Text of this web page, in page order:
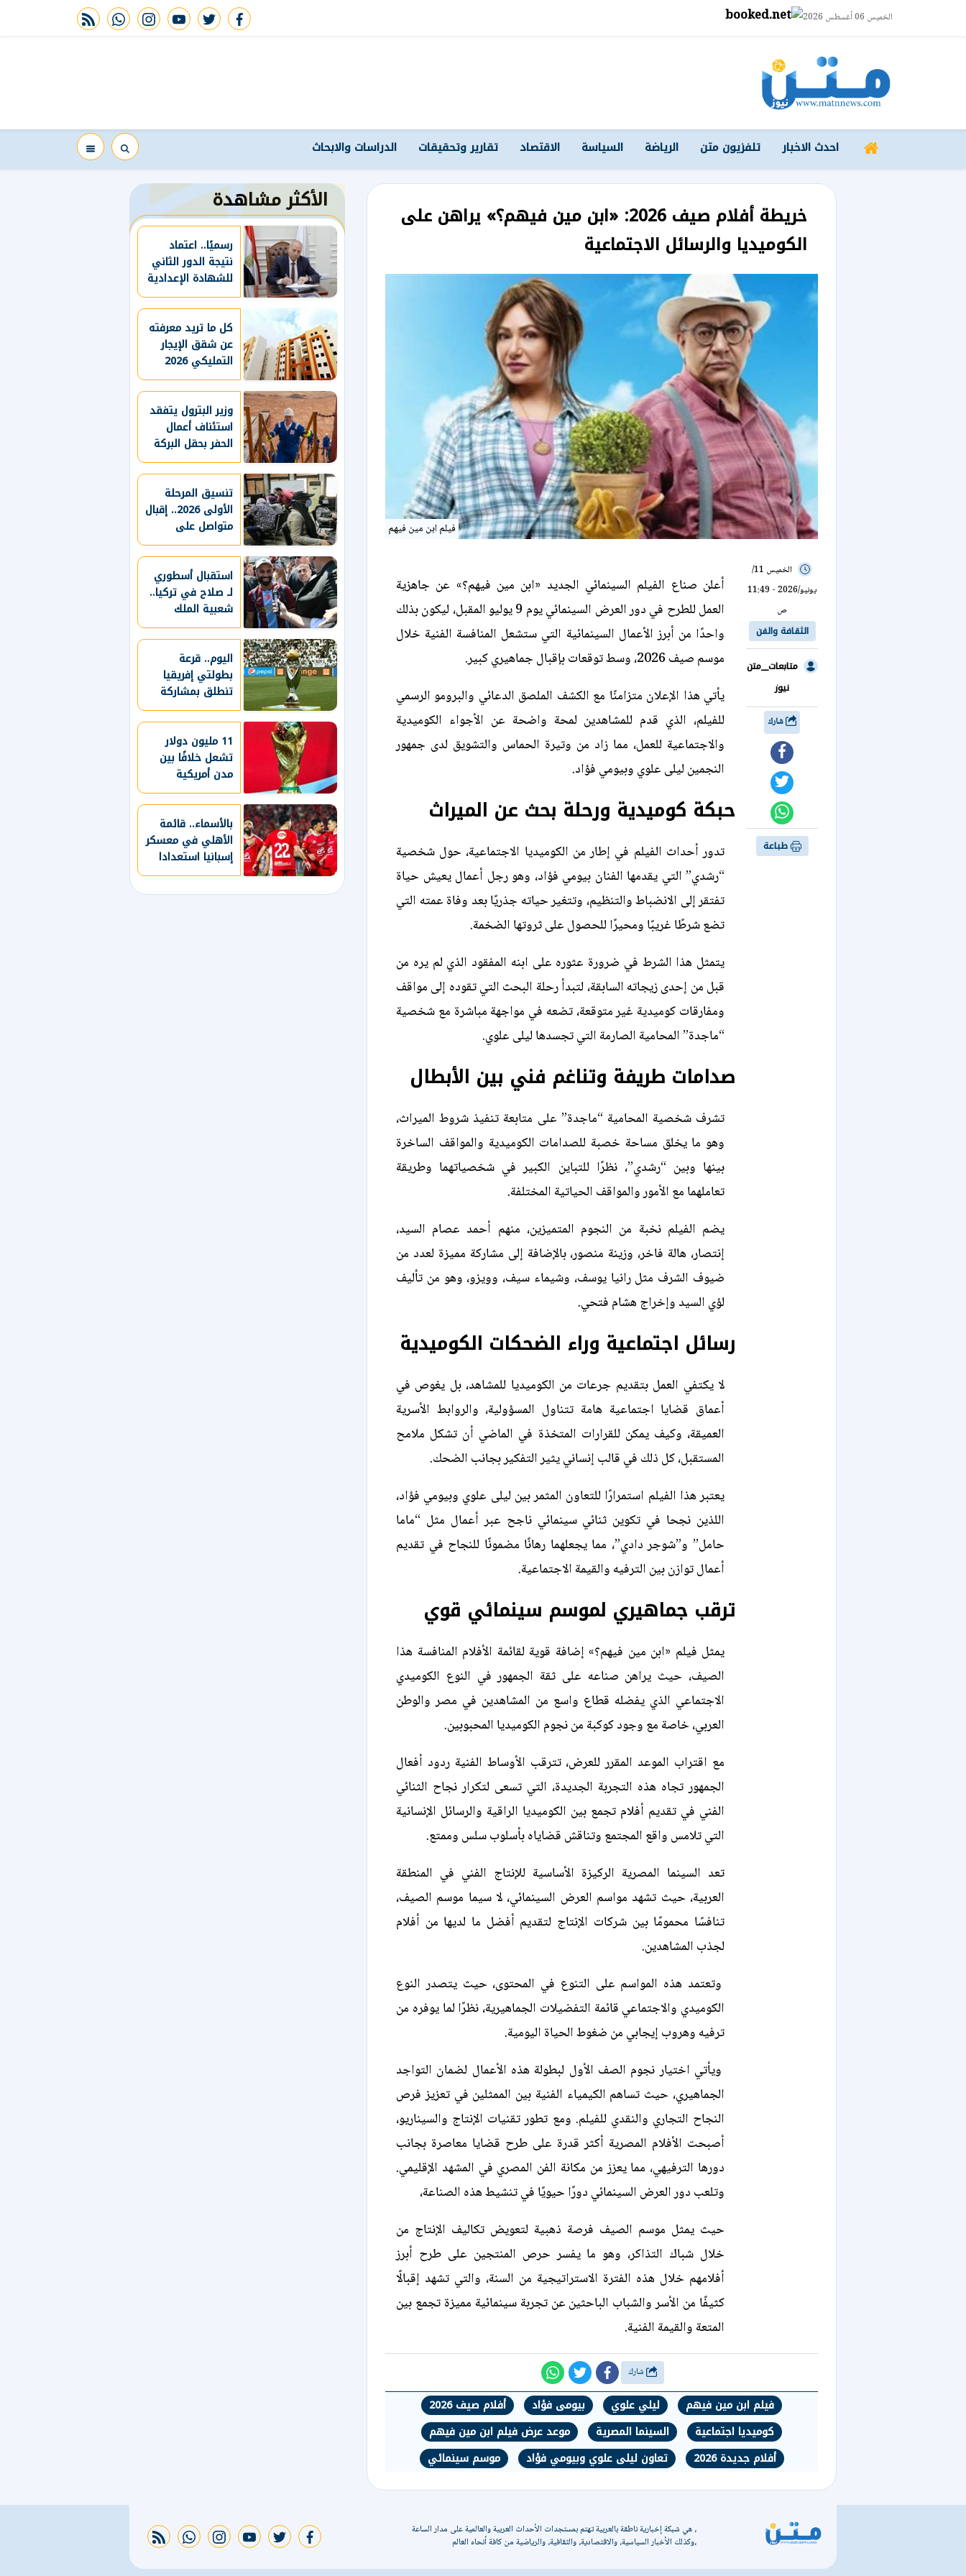
الخميس 06 أغسطس 2026 facebook
twitter
youtube
instagram
whatsapp
rss feed
احدث الاخبار تلفزيون متن الرياضة السياسة الاقتصاد تقارير وتحقيقات الدراسات والابحاث
خريطة أفلام صيف 2026: «ابن مين فيهم؟» يراهن على
الكوميديا والرسائل الاجتماعية
فيلم ابن مين فيهم
الخميس 11/
يونيو/2026 - 11:49
ص
الثقافة والفن
متابعات__متن
نيوز
طباعة
أعلن صناع الفيلم السينمائي الجديد «ابن مين فيهم؟» عن جاهزية
العمل للطرح في دور العرض السينمائي يوم 9 يوليو المقبل، ليكون بذلك
واحدًا من أبرز الأعمال السينمائية التي ستشعل المنافسة الفنية خلال
موسم صيف 2026، وسط توقعات بإقبال جماهيري كبير.
يأتي هذا الإعلان متزامنًا مع الكشف الملصق الدعائي والبرومو الرسمي
للفيلم، الذي قدم للمشاهدين لمحة واضحة عن الأجواء الكوميدية
والاجتماعية للعمل، مما زاد من وتيرة الحماس والتشويق لدى جمهور
النجمين ليلى علوي وبيومي فؤاد.
حبكة كوميدية ورحلة بحث عن الميراث
تدور أحداث الفيلم في إطار من الكوميديا الاجتماعية، حول شخصية
“رشدي” التي يقدمها الفنان بيومي فؤاد، وهو رجل أعمال يعيش حياة
تفتقر إلى الانضباط والتنظيم، وتتغير حياته جذريًا بعد وفاة عمته التي
تضع شرطًا غريبًا ومحيرًا للحصول على ثروتها الضخمة.
يتمثل هذا الشرط في ضرورة عثوره على ابنه المفقود الذي لم يره من
قبل من إحدى زيجاته السابقة، لتبدأ رحلة البحث التي تقوده إلى مواقف
ومفارقات كوميدية غير متوقعة، تضعه في مواجهة مباشرة مع شخصية
“ماجدة” المحامية الصارمة التي تجسدها ليلى علوي.
صدامات طريفة وتناغم فني بين الأبطال
تشرف شخصية المحامية “ماجدة” على متابعة تنفيذ شروط الميراث،
وهو ما يخلق مساحة خصبة للصدامات الكوميدية والمواقف الساخرة
بينها وبين “رشدي”، نظرًا للتباين الكبير في شخصياتهما وطريقة
تعاملهما مع الأمور والمواقف الحياتية المختلفة.
يضم الفيلم نخبة من النجوم المتميزين، منهم أحمد عصام السيد،
إنتصار، هالة فاخر، وزينة منصور، بالإضافة إلى مشاركة مميزة لعدد من
ضيوف الشرف مثل رانيا يوسف، وشيماء سيف، وويزو، وهو من تأليف
لؤي السيد وإخراج هشام فتحي.
رسائل اجتماعية وراء الضحكات الكوميدية
لا يكتفي العمل بتقديم جرعات من الكوميديا للمشاهد، بل يغوص في
أعماق قضايا اجتماعية هامة تتناول المسؤولية، والروابط الأسرية
العميقة، وكيف يمكن للقرارات المتخذة في الماضي أن تشكل ملامح
المستقبل، كل ذلك في قالب إنساني يثير التفكير بجانب الضحك.
يعتبر هذا الفيلم استمرارًا للتعاون المثمر بين ليلى علوي وبيومي فؤاد،
اللذين نجحا في تكوين ثنائي سينمائي ناجح عبر أعمال مثل “ماما
حامل” و”شوجر دادي”، مما يجعلهما رهانًا مضمونًا للنجاح في تقديم
أعمال توازن بين الترفيه والقيمة الاجتماعية.
ترقب جماهيري لموسم سينمائي قوي
يمثل فيلم «ابن مين فيهم؟» إضافة قوية لقائمة الأفلام المنافسة هذا
الصيف، حيث يراهن صناعه على ثقة الجمهور في النوع الكوميدي
الاجتماعي الذي يفضله قطاع واسع من المشاهدين في مصر والوطن
العربي، خاصة مع وجود كوكبة من نجوم الكوميديا المحبوبين.
مع اقتراب الموعد المقرر للعرض، تترقب الأوساط الفنية ردود أفعال
الجمهور تجاه هذه التجربة الجديدة، التي تسعى لتكرار نجاح الثنائي
الفني في تقديم أفلام تجمع بين الكوميديا الراقية والرسائل الإنسانية
التي تلامس واقع المجتمع وتناقش قضاياه بأسلوب سلس وممتع.
تعد السينما المصرية الركيزة الأساسية للإنتاج الفني في المنطقة
العربية، حيث تشهد مواسم العرض السينمائي، لا سيما موسم الصيف،
تنافسًا محمومًا بين شركات الإنتاج لتقديم أفضل ما لديها من أفلام
لجذب المشاهدين.
وتعتمد هذه المواسم على التنوع في المحتوى، حيث يتصدر النوع
الكوميدي والاجتماعي قائمة التفضيلات الجماهيرية، نظرًا لما يوفره من
ترفيه وهروب إيجابي من ضغوط الحياة اليومية.
ويأتي اختيار نجوم الصف الأول لبطولة هذه الأعمال لضمان التواجد
الجماهيري، حيث تساهم الكيمياء الفنية بين الممثلين في تعزيز فرص
النجاح التجاري والنقدي للفيلم. ومع تطور تقنيات الإنتاج والسيناريو،
أصبحت الأفلام المصرية أكثر قدرة على طرح قضايا معاصرة بجانب
دورها الترفيهي، مما يعزز من مكانة الفن المصري في المشهد الإقليمي.
وتلعب دور العرض السينمائي دورًا حيويًا في تنشيط هذه الصناعة،
حيث يمثل موسم الصيف فرصة ذهبية لتعويض تكاليف الإنتاج من
خلال شباك التذاكر، وهو ما يفسر حرص المنتجين على طرح أبرز
أفلامهم خلال هذه الفترة الاستراتيجية من السنة، والتي تشهد إقبالًا
كثيفًا من الأسر والشباب الباحثين عن تجربة سينمائية مميزة تجمع بين
المتعة والقيمة الفنية.
فيلم ابن مين فيهم ليلي علوي بيومى فؤاد
أفلام صيف 2026
كوميديا اجتماعية
السينما المصرية
موعد عرض فيلم ابن مين فيهم
أفلام جديدة 2026
تعاون ليلى علوي وبيومي فؤاد موسم سينمائي
الأكثر مشاهدة
رسميًا.. اعتماد
نتيجة الدور الثاني
للشهادة الإعدادية
بالقاهرة 2026
كل ما تريد معرفته
عن شقق الإيجار
التمليكي 2026
قبل التقديم
وزير البترول يتفقد
استئناف أعمال
الحفر بحقل البركة
في أسوان ويؤكد:
صعيد مصر على
خريطة الاستثمار
البترولي
تنسيق المرحلة
الأولى 2026.. إقبال
متواصل على
معامل هندسة
القاهرة لتسجيل
الرغبات
استقبال أسطوري
لـ صلاح في تركيا..
شعبية الملك
المصري تتجاوز
المستطيل الأخضر..
طرابزون سبور
يسعي لاستعادة
لقب الدوري التركي
وتعزيز حظوظه في
المنافسات
الأوروبية
اليوم.. قرعة
بطولتي إفريقيا
تنطلق بمشاركة
الأندية المصرية
11 مليون دولار
تشعل خلافًا بين
مدن أمريكية
و"فيفا" بعد
مونديال 2026
بالأسماء.. قائمة
الأهلي في معسكر
إسبانيا استعدادا
للموسم الجديد
، هي شبكة إخبارية ناطقة بالعربية تهتم بمستجدات الأحداث العربية والعالمية على مدار الساعة
،وكذلك الأخبار السياسية، والاقتصادية، والثقافية، والرياضية من كافة أنحاء العالم
facebook
twitter
youtube
instagram
whatsapp
rss feed